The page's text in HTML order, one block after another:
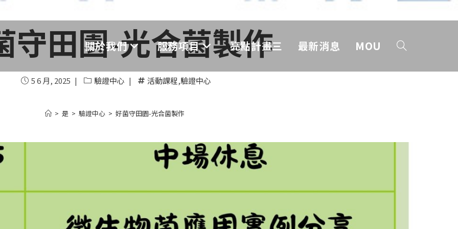
關於我們 服務項目 亮點計畫三 最新消息 MOU
守田園-光合菌製作​
5 6 月, 2025 驗證中心 活動課程,驗證中心
> 是 > 驗證中心 > 好菌守田園-光合菌製作​